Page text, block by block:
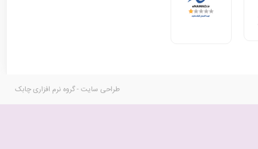
طراحی سایت - گروه نرم افزاری چابک